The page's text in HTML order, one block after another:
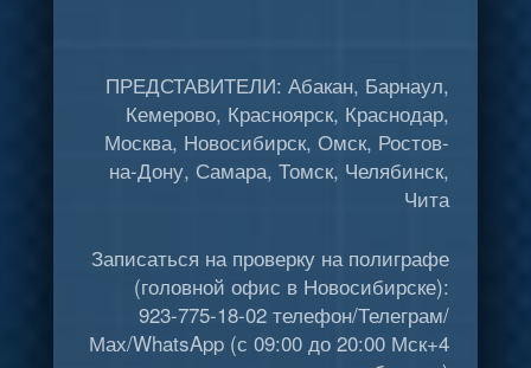
ПРЕДСТАВИТЕЛИ: Абакан, Барнаул,
Кемерово, Красноярск, Краснодар,
Москва, Новосибирск, Омск, Ростов-
на-Дону, Самара, Томск, Челябинск,
Чита
Записаться на проверку на полиграфе
(головной офис в Новосибирске):
923-775-18-02 телефон/Телеграм/
Мах/WhatsApp (с 09:00 до 20:00 Мск+4